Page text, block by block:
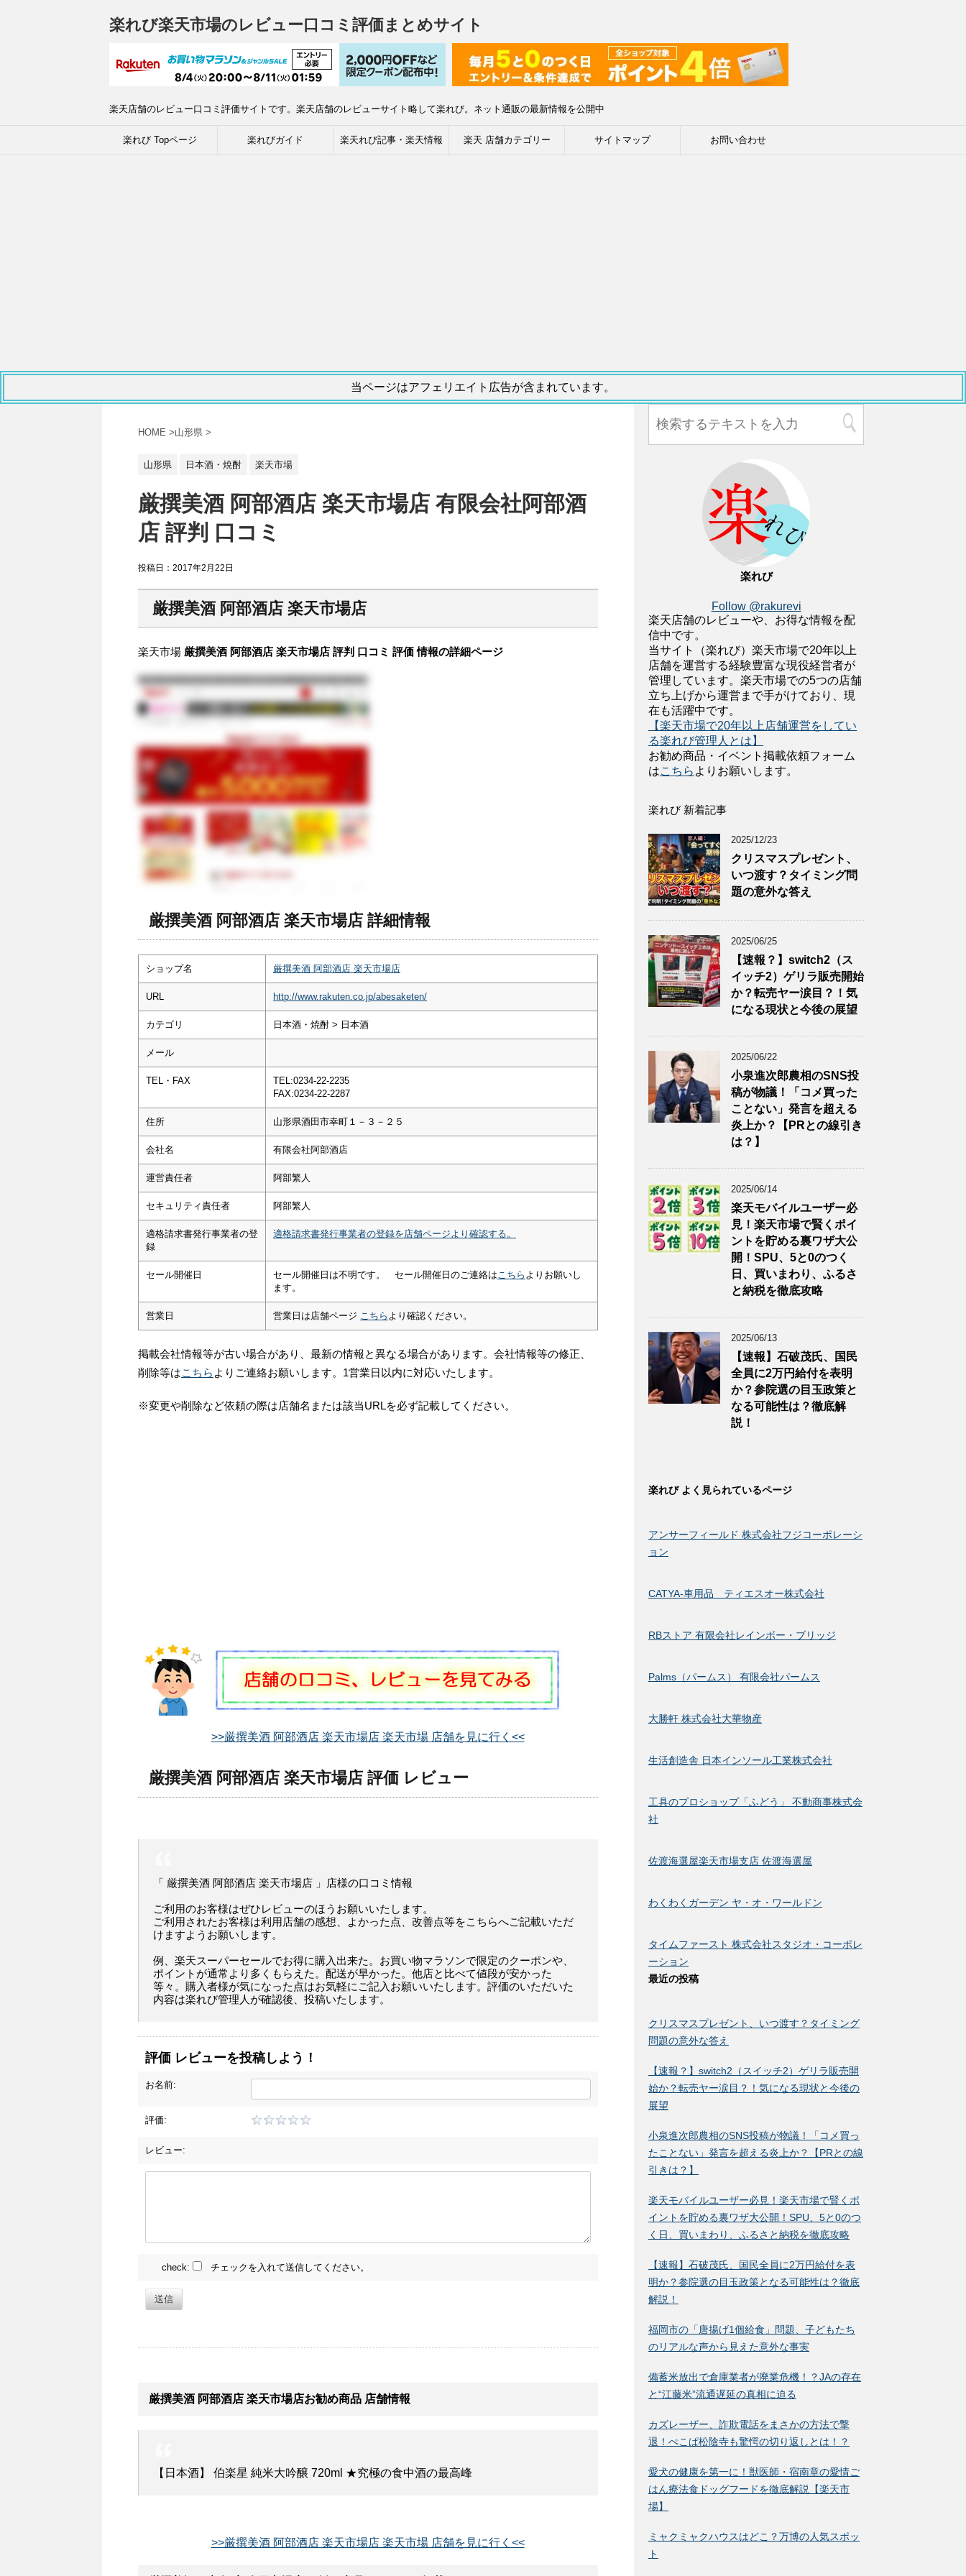
楽れび楽天市場のレビュー口コミ評価まとめサイト
楽天店舗のレビュー口コミ評価サイトです。楽天店舗のレビューサイト略して楽れび。ネット通販の最新情報を公開中
楽れび Topページ 楽れびガイド 楽天れび記事・楽天情報 楽天 店舗カテゴリー サイトマップ お問い合わせ
当ページはアフェリエイト広告が含まれています。
HOME >山形県 >
山形県 日本酒・焼酎 楽天市場
厳撰美酒 阿部酒店 楽天市場店 有限会社阿部酒
店 評判 口コミ
投稿日： 2017年2月22日
厳撰美酒 阿部酒店 楽天市場店
楽天市場 厳撰美酒 阿部酒店 楽天市場店 評判 口コミ 評価 情報の詳細ページ
厳撰美酒 阿部酒店 楽天市場店 詳細情報
ショップ名 厳撰美酒 阿部酒店 楽天市場店
URL http://www.rakuten.co.jp/abesaketen/
カテゴリ 日本酒・焼酎 > 日本酒
メール
TEL・FAX
TEL:0234-22-2235
FAX:0234-22-2287
住所 山形県酒田市幸町１－３－２５
会社名 有限会社阿部酒店
運営責任者 阿部繁人
セキュリティ責任者 阿部繁人
適格請求書発行事業者の登
録
適格請求書発行事業者の登録を店舗ページより確認する。
セール開催日 セール開催日は不明です。 セール開催日のご連絡は こちら よりお願いし
ます。
営業日 営業日は店舗ページ こちら より確認ください。
掲載会社情報等が古い場合があり、最新の情報と異なる場合があります。会社情報等の修正、
削除等はこちら よりご連絡お願いします。1営業日以内に対応いたします。
※変更や削除など依頼の際は店舗名または該当URLを必ず記載してください。
>>厳撰美酒 阿部酒店 楽天市場店 楽天市場 店舗を見に行く<<
厳撰美酒 阿部酒店 楽天市場店 評価 レビュー
「 厳撰美酒 阿部酒店 楽天市場店 」店様の口コミ情報
ご利用のお客様はぜひレビューのほうお願いいたします。
ご利用されたお客様は利用店舗の感想、よかった点、改善点等をこちらへご記載いただ
けますようお願いします。
例、楽天スーパーセールでお得に購入出来た。お買い物マラソンで限定のクーポンや、
ポイントが通常より多くもらえた。配送が早かった。他店と比べて値段が安かった
等々。購入者様が気になった点はお気軽にご記入お願いいたします。評価のいただいた
内容は楽れび管理人が確認後、投稿いたします。
評価 レビューを投稿しよう！
お名前:
評価:
レビュー:
check: チェックを入れて送信してください。
送信
厳撰美酒 阿部酒店 楽天市場店お勧め商品 店舗情報
【日本酒】 伯楽星 純米大吟醸 720ml ★究極の食中酒の最高峰
>>厳撰美酒 阿部酒店 楽天市場店 楽天市場 店舗を見に行く<<
楽れび
Follow @rakurevi
楽天店舗のレビューや、お得な情報を配
信中です。
当サイト（楽れび）楽天市場で20年以上
店舗を運営する経験豊富な現役経営者が
管理しています。楽天市場での5つの店舗
立ち上げから運営まで手がけており、現
在も活躍中です。
【楽天市場で20年以上店舗運営をしてい
る楽れび管理人とは】
お勧め商品・イベント掲載依頼フォーム
はこちら よりお願いします。
楽れび 新着記事
2025/12/23
クリスマスプレゼント、
いつ渡す？タイミング問
題の意外な答え
2025/06/25
【速報？】switch2（ス
イッチ2）ゲリラ販売開始
か？転売ヤー涙目？！気
になる現状と今後の展望
2025/06/22
小泉進次郎農相のSNS投
稿が物議！「コメ買った
ことない」発言を超える
炎上か？【PRとの線引き
は？】
2025/06/14
楽天モバイルユーザー必
見！楽天市場で賢くポイ
ントを貯める裏ワザ大公
開！SPU、5と0のつく
日、買いまわり、ふるさ
と納税を徹底攻略
2025/06/13
【速報】石破茂氏、国民
全員に2万円給付を表明
か？参院選の目玉政策と
なる可能性は？徹底解
説！
楽れび よく見られているページ
アンサーフィールド 株式会社フジコーポレーシ
ョン
CATYA-車用品 ティエスオー株式会社
RBストア 有限会社レインボー・ブリッジ
Palms（パームス） 有限会社パームス
大勝軒 株式会社大華物産
生活創造舎 日本インソール工業株式会社
工具のプロショップ「ふどう」 不動商事株式会
社
佐渡海選屋楽天市場支店 佐渡海選屋
わくわくガーデン ヤ・オ・ワールドン
タイムファースト 株式会社スタジオ・コーポレ
ーション
最近の投稿
クリスマスプレゼント、いつ渡す？タイミング
問題の意外な答え
【速報？】switch2（スイッチ2）ゲリラ販売開
始か？転売ヤー涙目？！気になる現状と今後の
展望
小泉進次郎農相のSNS投稿が物議！「コメ買っ
たことない」発言を超える炎上か？【PRとの線
引きは？】
楽天モバイルユーザー必見！楽天市場で賢くポ
イントを貯める裏ワザ大公開！SPU、5と0のつ
く日、買いまわり、ふるさと納税を徹底攻略
【速報】石破茂氏、国民全員に2万円給付を表
明か？参院選の目玉政策となる可能性は？徹底
解説！
福岡市の「唐揚げ1個給食」問題、子どもたち
のリアルな声から見えた意外な事実
備蓄米放出で倉庫業者が廃業危機！？JAの存在
と“江藤米”流通遅延の真相に迫る
カズレーザー、詐欺電話をまさかの方法で撃
退！ぺこぱ松陰寺も驚愕の切り返しとは！？
愛犬の健康を第一に！獣医師・宿南章の愛情ご
はん療法食ドッグフードを徹底解説【楽天市
場】
ミャクミャクハウスはどこ？万博の人気スポッ
ト